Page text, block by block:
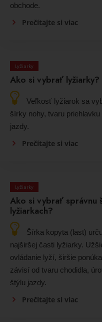
obchode.
Prečítajte si viac
Lyžiarky
Ako si vybrať lyžiarky?
Veľkosť lyžiarok sa
šírky nohy, tvaru
jazdy.
Prečítajte si viac
Lyžiarky
Ako si vybrať správnu
lyžiarkach?
Šírka kopyta (last)
najširšej časti lyžiarky.
ovládanie lyží, širšie
závisí od tvaru chodidla,
štýlu jazdy.
Prečítajte si viac